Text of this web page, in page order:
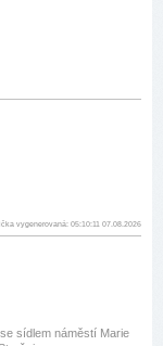
vygenerovaná: 05:10:11 07.08.2026
se sídlem náměstí Marie